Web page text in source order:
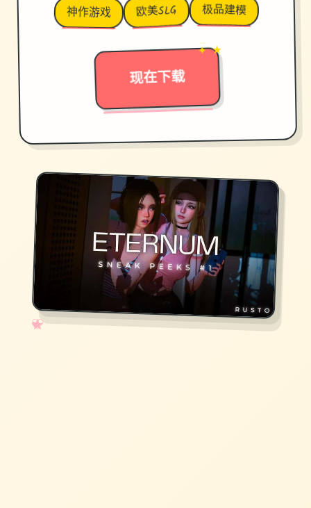
神作游戏 欧美SLG 极品建模
现在下载
→
✦ ★
✧
♡
★
♥